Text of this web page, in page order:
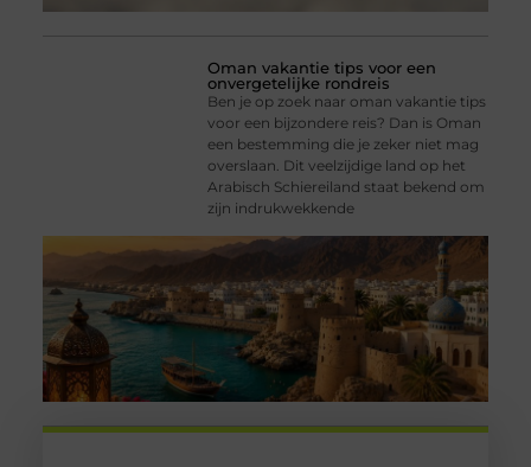
Oman vakantie tips voor een
onvergetelijke rondreis
Ben je op zoek naar oman vakantie tips
voor een bijzondere reis? Dan is Oman
een bestemming die je zeker niet mag
overslaan. Dit veelzijdige land op het
Arabisch Schiereiland staat bekend om
zijn indrukwekkende